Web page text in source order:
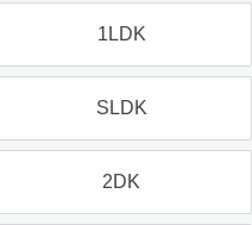
1LDK
SLDK
2DK